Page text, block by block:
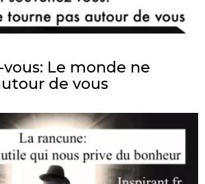
Le monde ne
de vous